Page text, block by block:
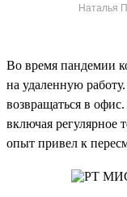
Наталья
Во время пандемии
на удаленную
возвращаться в
включая регулярное
опыт привел к